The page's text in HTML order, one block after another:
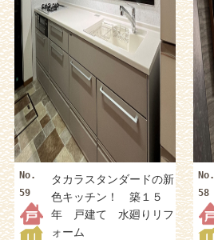
No.
59
タカラスタンダードの新
色キッチン！ 築１５
年 戸建て 水廻りリフ
ォーム
No.
58